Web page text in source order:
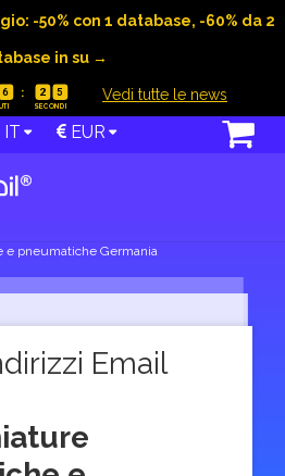
-50% con 1 database, -60% da 2
in su →
6 2 4 Vedi tutte le news
IT EUR
e pneumatiche Germania
Email